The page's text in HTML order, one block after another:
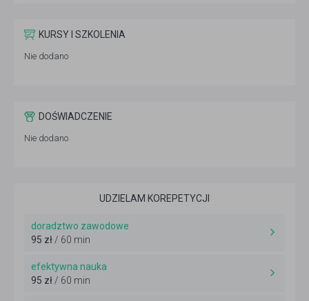
KURSY I SZKOLENIA
Nie dodano
DOŚWIADCZENIE
Nie dodano
UDZIELAM KOREPETYCJI
doradztwo zawodowe
95 zł / 60 min
efektywna nauka
95 zł / 60 min